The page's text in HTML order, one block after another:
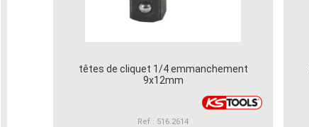
têtes de cliquet 1/4 emmanchement
9x12mm
Ref : 516.2614